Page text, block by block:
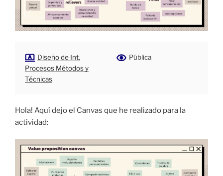
Diseño de Int.
Procesos Métodos y
Técnicas
Pública
Hola! Aquí dejo el Canvas que he realizado para la
actividad: